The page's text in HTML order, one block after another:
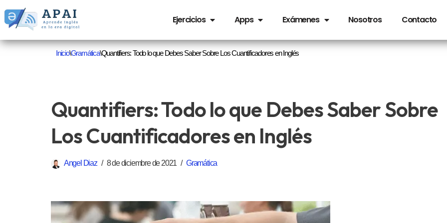
Saltar
al
Ejercicios Apps Exámenes Nosotros Contacto
Inicio\Gramática\Quantifiers: Todo lo que Debes Saber Sobre Los Cuantificadores en Inglés
Quantifiers: Todo lo que Debes Saber Sobre
Los Cuantificadores en Inglés
Angel Diaz 8 de diciembre de 2021 Gramática